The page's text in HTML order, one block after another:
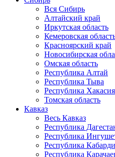
Вся Сибирь
Алтайский край
Иркутская область
Кемеровская
Красноярский край
Новосибирская
Омская область
Республика Алтай
Республика Тыва
Республика Хакасия
Томская область
Кавказ
Весь Кавказ
Республика
Республика
Республика
Республика